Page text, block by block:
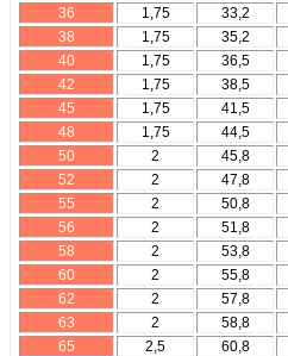
36
1,75 33,2
38
1,75 35,2
40
1,75 36,5
42
1,75 38,5
45
1,75 41,5
48
1,75 44,5
50
2 45,8
52
2 47,8
55
2 50,8
56
2 51,8
58
2 53,8
60
2 55,8
62
2 57,8
63
2 58,8
65
2,5 60,8